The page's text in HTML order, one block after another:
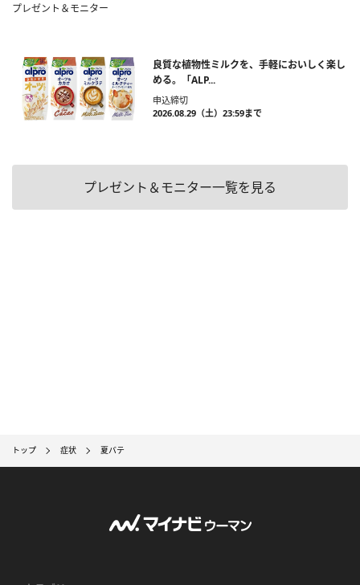
プレゼント＆モニター
良質な植物性ミルクを、手軽においしく楽し
める。「ALP...
申込締切
2026.08.29（土）23:59まで
プレゼント＆モニター一覧を見る
トップ 症状 夏バテ